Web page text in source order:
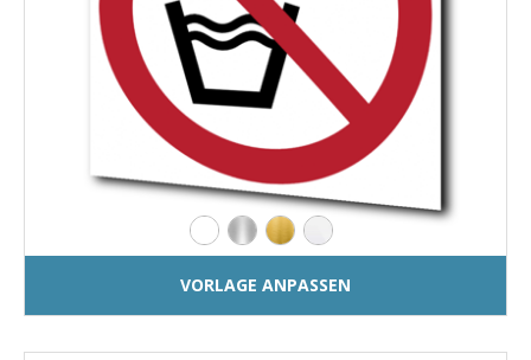
VORLAGE ANPASSEN